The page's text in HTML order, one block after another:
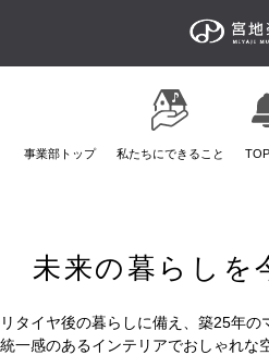
事業部トップ 私たちにできること
未来の暮らしを
リタイヤ後の暮らしに備え、築25年の
統一感のあるインテリアでおしゃれな